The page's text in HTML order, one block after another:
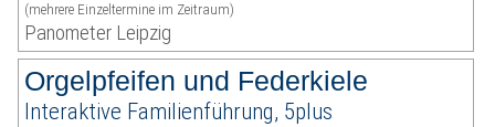
(mehrere Einzeltermine im Zeitraum)
Panometer Leipzig
Orgelpfeifen und Federkiele
Interaktive Familienführung, 5plus